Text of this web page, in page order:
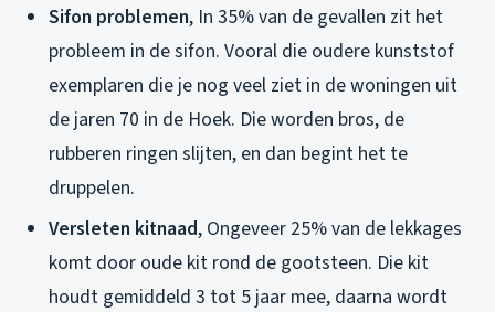
Sifon problemen, In 35% van de gevallen zit het
probleem in de sifon. Vooral die oudere kunststof
exemplaren die je nog veel ziet in de woningen uit
de jaren 70 in de Hoek. Die worden bros, de
rubberen ringen slijten, en dan begint het te
druppelen.
Versleten kitnaad, Ongeveer 25% van de lekkages
komt door oude kit rond de gootsteen. Die kit
houdt gemiddeld 3 tot 5 jaar mee, daarna wordt